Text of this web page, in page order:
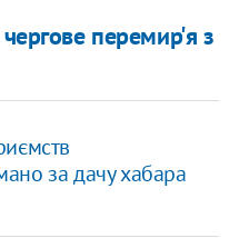
перемир'я з
за дачу хабара